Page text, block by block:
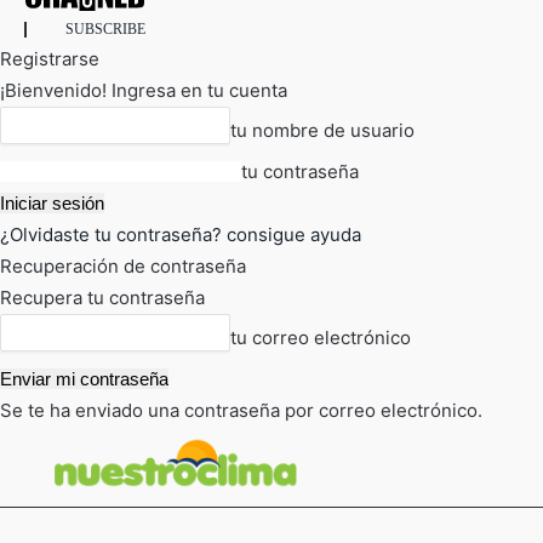
SUBSCRIBE
Registrarse
¡Bienvenido! Ingresa en tu cuenta
tu nombre de usuario
tu contraseña
¿Olvidaste tu contraseña? consigue ayuda
Recuperación de contraseña
Recupera tu contraseña
tu correo electrónico
Se te ha enviado una contraseña por correo electrónico.